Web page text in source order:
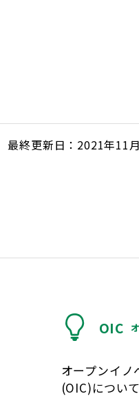
最終更新日：2021年11
OIC
オープンイノ
(OIC)について